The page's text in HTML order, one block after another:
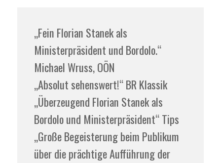
„Fein Florian Stanek als
Ministerpräsident und Bordolo.“
Michael Wruss, OÖN
„Absolut sehenswert!“ BR Klassik
„Überzeugend Florian Stanek als
Bordolo und Ministerpräsident“ Tips
„Große Begeisterung beim Publikum
über die prächtige Aufführung der